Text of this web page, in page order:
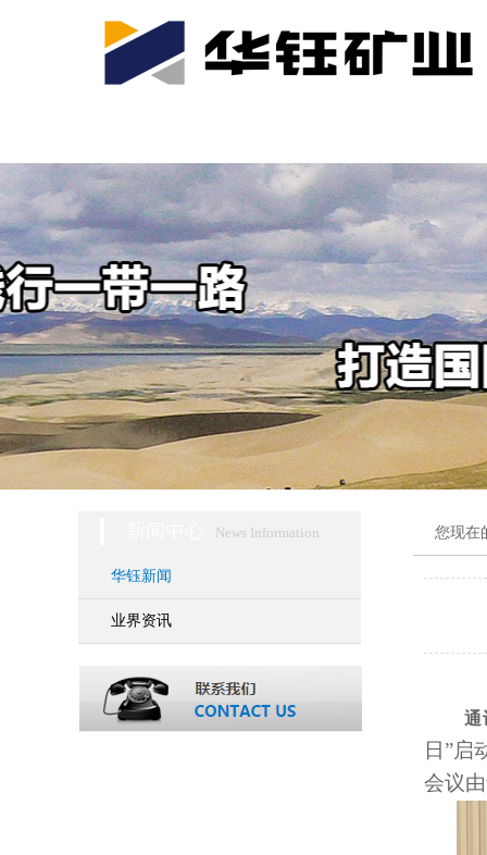
News Information
华钰新闻
业界资讯
您现在
通
日”启
会议